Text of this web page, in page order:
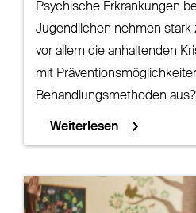
Psychische Erkrankungen
Jugendlichen nehmen stark
vor allem die anhaltenden
mit
Behandlungsmethoden aus?
Weiterlesen